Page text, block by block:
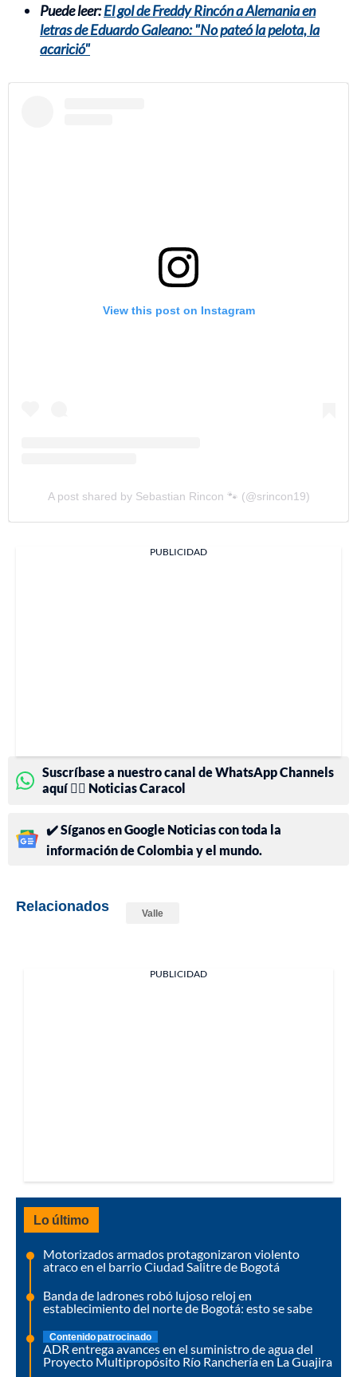
Puede leer:El gol de Freddy Rincón a Alemania en
letras de Eduardo Galeano: "No pateó la pelota, la
acarició"
View this post on Instagram
A post shared by Sebastian Rincon 🐾 (@srincon19)
PUBLICIDAD
Suscríbase a nuestro canal de WhatsApp Channels
aquí 👉🏻 Noticias Caracol
✔️ Síganos en Google Noticias con toda la
información de Colombia y el mundo.
Relacionados Valle
PUBLICIDAD
Lo último
Motorizados armados protagonizaron violento
atraco en el barrio Ciudad Salitre de Bogotá
Banda de ladrones robó lujoso reloj en
establecimiento del norte de Bogotá: esto se sabe
Contenido patrocinado
ADR entrega avances en el suministro de agua del
Proyecto Multipropósito Río Ranchería en La Guajira